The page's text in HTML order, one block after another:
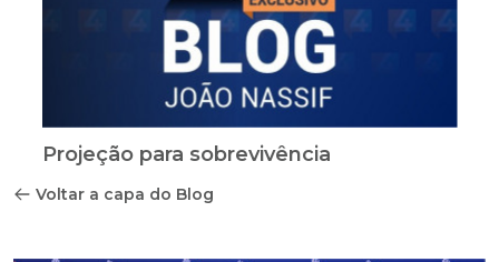
Projeção para sobrevivência
Voltar a capa do Blog